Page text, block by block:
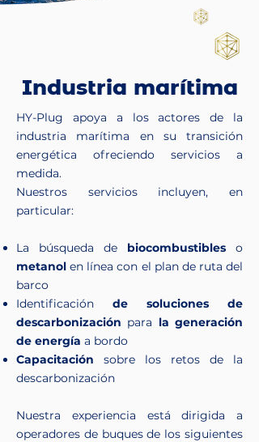
Industria marítima
HY-Plug apoya a los actores de la
industria marítima en su transición
energética ofreciendo servicios a
medida.
Nuestros servicios incluyen, en
particular:
La búsqueda de biocombustibles o
metanol en línea con el plan de ruta del
barco
Identificación de soluciones de
descarbonización para la generación
de energía a bordo
Capacitación sobre los retos de la
descarbonización
Nuestra experiencia está dirigida a
operadores de buques de los siguientes